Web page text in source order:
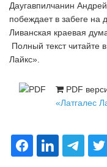
Даугавпилчанин
побеждает в забеге на
Ливанская краевая
Полный текст читайте
Лайкс».
PDF
«Латгалес